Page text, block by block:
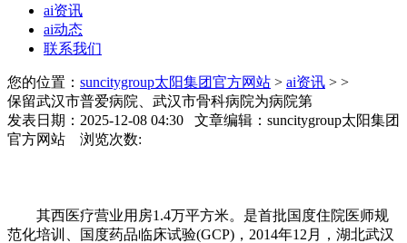
ai资讯
ai动态
联系我们
您的位置： suncitygroup太阳集团官方网站 > ai资讯 > >
保留武汉市普爱病院、武汉市骨科病院为病院第
发表日期：2025-12-08 04:30 文章编辑：suncitygroup太阳集团
官方网站 浏览次数:
其西医疗营业用房1.4万平方米。是首批国度住院医师规
范化培训、国度药品临床试验(GCP)，2014年12月，湖北武汉